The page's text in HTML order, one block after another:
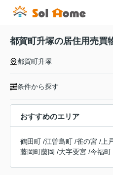
都賀町升塚の居住用売買
都賀町升塚
条件から探す
おすすめのエリア
鶴田町 /江曽島町 /雀の宮 / 上
藤岡町藤岡 /大字粟宮 /今福町